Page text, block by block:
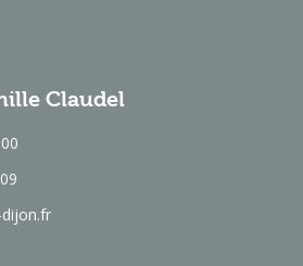
Claudel
dijon.fr